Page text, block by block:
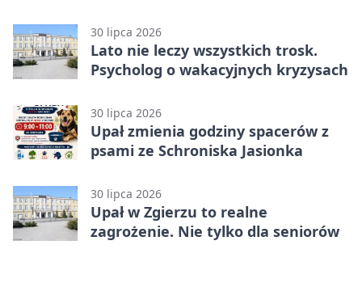
30 lipca 2026
Lato nie leczy wszystkich trosk.
Psycholog o wakacyjnych kryzysach
30 lipca 2026
Upał zmienia godziny spacerów z
psami ze Schroniska Jasionka
30 lipca 2026
Upał w Zgierzu to realne
zagrożenie. Nie tylko dla seniorów